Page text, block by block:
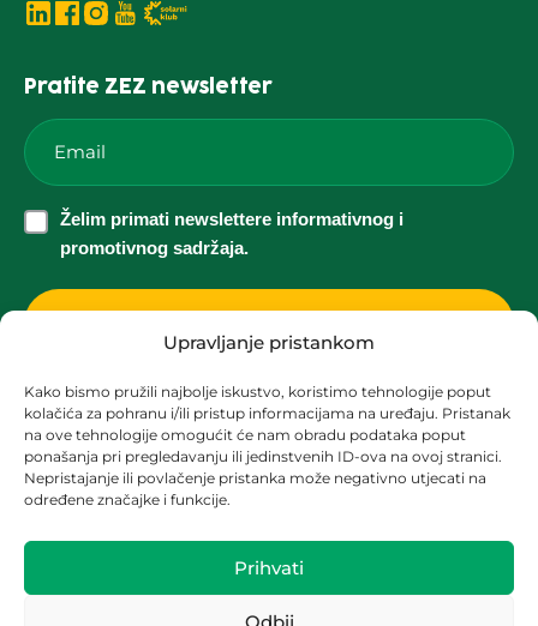
Upravljanje pristankom
Kako bismo pružili najbolje iskustvo, koristimo tehnologije poput
kolačića za pohranu i/ili pristup informacijama na uređaju. Pristanak
na ove tehnologije omogućit će nam obradu podataka poput
ponašanja pri pregledavanju ili jedinstvenih ID-ova na ovoj stranici.
Nepristajanje ili povlačenje pristanka može negativno utjecati na
određene značajke i funkcije.
Prihvati
Odbij
Pratite ZEZ newsletter
Email
*
Želim
primati
informativnog
sadržaja.
*
Želim primati newslettere informativnog i
promotivnog sadržaja.
Korisnička podrška za solarne elektrane
solari@zez.coop
+ 385 91 2090 403